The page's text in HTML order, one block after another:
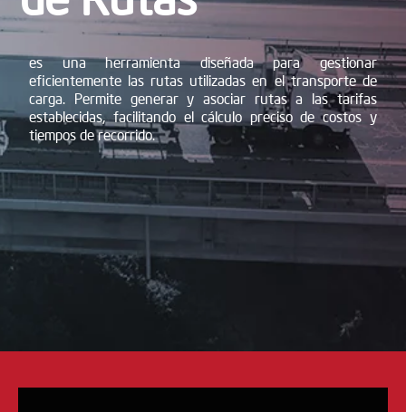
es una herramienta diseñada para gestionar
eficientemente las rutas utilizadas en el transporte de
carga. Permite generar y asociar rutas a las tarifas
establecidas, facilitando el cálculo preciso de costos y
tiempos de recorrido.